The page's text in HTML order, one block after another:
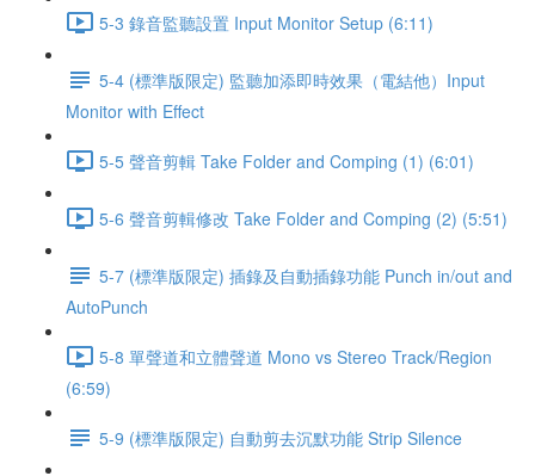
5-3 錄音監聽設置 Input Monitor Setup (6:11)
5-4 (標準版限定) 監聽加添即時效果（電結他）Input
Monitor with Effect
5-5 聲音剪輯 Take Folder and Comping (1) (6:01)
5-6 聲音剪輯修改 Take Folder and Comping (2) (5:51)
5-7 (標準版限定) 插錄及自動插錄功能 Punch in/out and
AutoPunch
5-8 單聲道和立體聲道 Mono vs Stereo Track/Region
(6:59)
5-9 (標準版限定) 自動剪去沉默功能 Strip Silence